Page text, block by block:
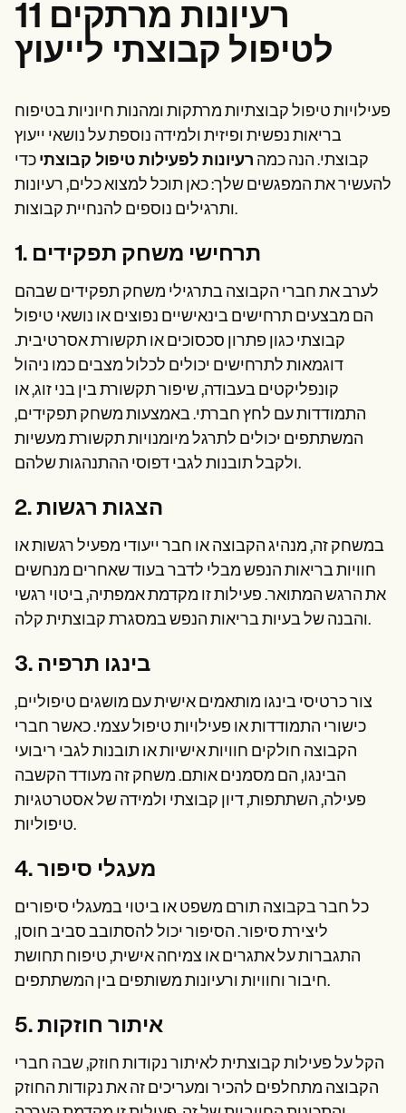
11 רעיונות מרתקים
לטיפול קבוצתי לייעוץ
פעילויות טיפול קבוצתיות מרתקות ומהנות חיוניות בטיפוח
בריאות נפשית ופיזית ולמידה נוספת על נושאי ייעוץ
קבוצתי. הנה כמה רעיונות לפעילות טיפול קבוצתי כדי
להעשיר את המפגשים שלך: כאן תוכל למצוא כלים, רעיונות
ותרגילים נוספים להנחיית קבוצות.
1. תרחישי משחק תפקידים
לערב את חברי הקבוצה בתרגילי משחק תפקידים שבהם
הם מבצעים תרחישים בינאישיים נפוצים או נושאי טיפול
קבוצתי כגון פתרון סכסוכים או תקשורת אסרטיבית.
דוגמאות לתרחישים יכולים לכלול מצבים כמו ניהול
קונפליקטים בעבודה, שיפור תקשורת בין בני זוג, או
התמודדות עם לחץ חברתי. באמצעות משחק תפקידים,
המשתתפים יכולים לתרגל מיומנויות תקשורת מעשיות
ולקבל תובנות לגבי דפוסי ההתנהגות שלהם.
2. הצגות רגשות
במשחק זה, מנהיג הקבוצה או חבר ייעודי מפעיל רגשות או
חוויות בריאות הנפש מבלי לדבר בעוד שאחרים מנחשים
את הרגש המתואר. פעילות זו מקדמת אמפתיה, ביטוי רגשי
והבנה של בעיות בריאות הנפש במסגרת קבוצתית קלה.
3. בינגו תרפיה
צור כרטיסי בינגו מותאמים אישית עם מושגים טיפוליים,
כישורי התמודדות או פעילויות טיפול עצמי. כאשר חברי
הקבוצה חולקים חוויות אישיות או תובנות לגבי ריבועי
הבינגו, הם מסמנים אותם. משחק זה מעודד הקשבה
פעילה, השתתפות, דיון קבוצתי ולמידה של אסטרטגיות
טיפוליות.
4. מעגלי סיפור
כל חבר בקבוצה תורם משפט או ביטוי במעגלי סיפורים
ליצירת סיפור. הסיפור יכול להסתובב סביב חוסן,
התגברות על אתגרים או צמיחה אישית, טיפוח תחושת
חיבור וחוויות ורעיונות משותפים בין המשתתפים.
5. איתור חוזקות
הקל על פעילות קבוצתית לאיתור נקודות חוזק, שבה חברי
הקבוצה מתחלפים להכיר ומעריכים זה את נקודות החוזק